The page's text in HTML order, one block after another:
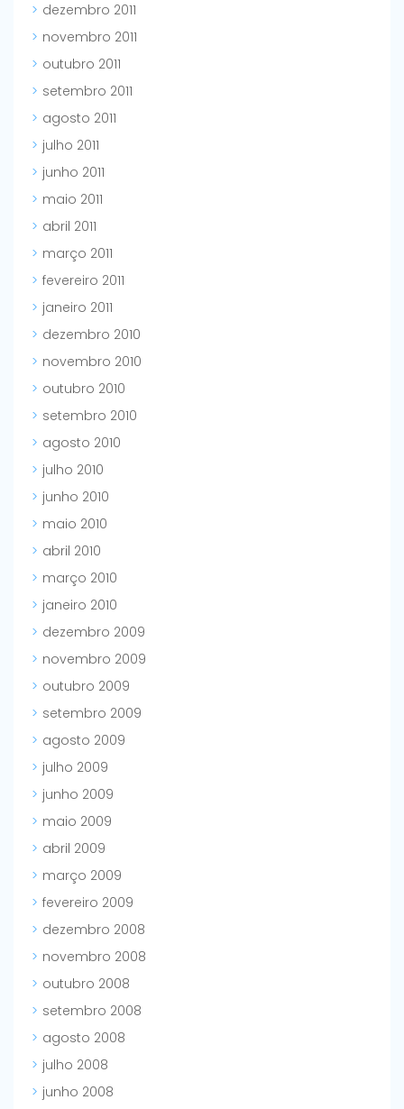
dezembro 2011
novembro 2011
outubro 2011
setembro 2011
agosto 2011
julho 2011
junho 2011
maio 2011
abril 2011
março 2011
fevereiro 2011
janeiro 2011
dezembro 2010
novembro 2010
outubro 2010
setembro 2010
agosto 2010
julho 2010
junho 2010
maio 2010
abril 2010
março 2010
janeiro 2010
dezembro 2009
novembro 2009
outubro 2009
setembro 2009
agosto 2009
julho 2009
junho 2009
maio 2009
abril 2009
março 2009
fevereiro 2009
dezembro 2008
novembro 2008
outubro 2008
setembro 2008
agosto 2008
julho 2008
junho 2008